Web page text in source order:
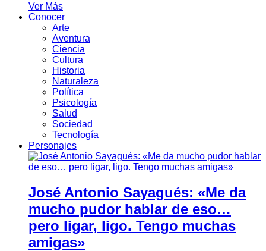
Ver Más
Conocer
Arte
Aventura
Ciencia
Cultura
Historia
Naturaleza
Política
Psicología
Salud
Sociedad
Tecnología
Personajes
José Antonio Sayagués: «Me da
mucho pudor hablar de eso…
pero ligar, ligo. Tengo muchas
amigas»